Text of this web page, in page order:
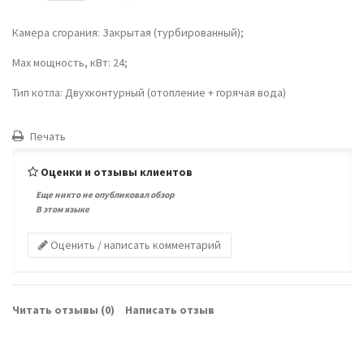
Камера сгорания: Закрытая (турбированный);
Max мощность, кВт: 24;
Тип котла: Двухконтурный (отопление + горячая вода)
Печать
Оценки и отзывы клиентов
Еще никто не опубликовал обзор
В этом языке
Оценить / написать комментарий
Читать отзывы (0) Написать отзыв